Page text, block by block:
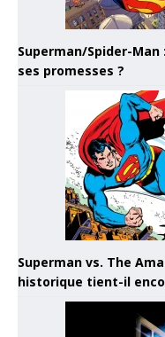
Superman/Spider-
ses promesses ?
Superman vs. The
historique tient-il